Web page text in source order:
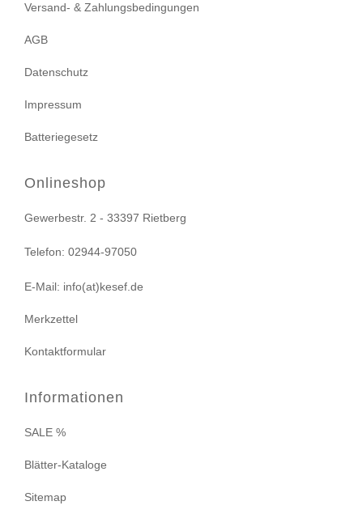
Versand- & Zahlungsbedingungen
AGB
Datenschutz
Impressum
Batteriegesetz
Onlineshop
Gewerbestr. 2 - 33397 Rietberg
Telefon: 02944-97050
E-Mail: info(at)kesef.de
Merkzettel
Kontaktformular
Informationen
SALE %
Blätter-Kataloge
Sitemap